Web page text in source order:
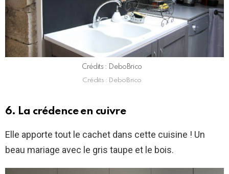
Crédits : DeboBrico
Crédits : DeboBrico
6. La crédence en cuivre
Elle apporte tout le cachet dans cette cuisine ! Un
beau mariage avec le gris taupe et le bois.